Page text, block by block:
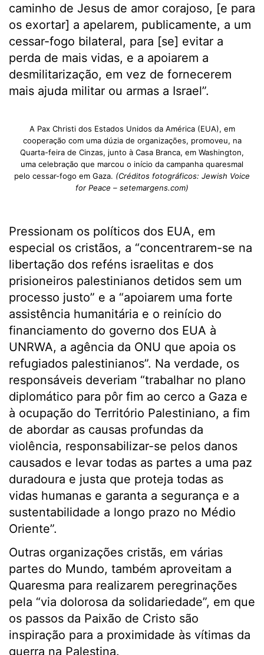
caminho de Jesus de amor corajoso, [e para
os exortar] a apelarem, publicamente, a um
cessar-fogo bilateral, para [se] evitar a
perda de mais vidas, e a apoiarem a
desmilitarização, em vez de fornecerem
mais ajuda militar ou armas a Israel”.
A Pax Christi dos Estados Unidos da América (EUA), em
cooperação com uma dúzia de organizações, promoveu, na
Quarta-feira de Cinzas, junto à Casa Branca, em Washington,
uma celebração que marcou o início da campanha quaresmal
pelo cessar-fogo em Gaza. (Créditos fotográficos: Jewish Voice
for Peace – setemargens.com)
Pressionam os políticos dos EUA, em
especial os cristãos, a “concentrarem-se na
libertação dos reféns israelitas e dos
prisioneiros palestinianos detidos sem um
processo justo” e a “apoiarem uma forte
assistência humanitária e o reinício do
financiamento do governo dos EUA à
UNRWA, a agência da ONU que apoia os
refugiados palestinianos”. Na verdade, os
responsáveis deveriam “trabalhar no plano
diplomático para pôr fim ao cerco a Gaza e
à ocupação do Território Palestiniano, a fim
de abordar as causas profundas da
violência, responsabilizar-se pelos danos
causados e levar todas as partes a uma paz
duradoura e justa que proteja todas as
vidas humanas e garanta a segurança e a
sustentabilidade a longo prazo no Médio
Oriente”.
Outras organizações cristãs, em várias
partes do Mundo, também aproveitam a
Quaresma para realizarem peregrinações
pela “via dolorosa da solidariedade”, em que
os passos da Paixão de Cristo são
inspiração para a proximidade às vítimas da
guerra na Palestina.